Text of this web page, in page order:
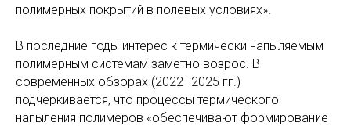
полимерных покрытий в полевых условиях».
В последние годы интерес к термически напыляемым
полимерным системам заметно возрос. В
современных обзорах (2022–2025 гг.)
подчёркивается, что процессы термического
напыления полимеров «обеспечивают формирование